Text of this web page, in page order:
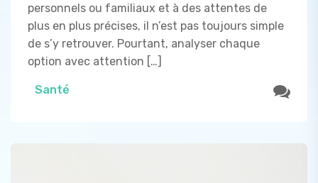
personnels ou familiaux et à des attentes de
plus en plus précises, il n’est pas toujours simple
de s’y retrouver. Pourtant, analyser chaque
option avec attention […]
Santé